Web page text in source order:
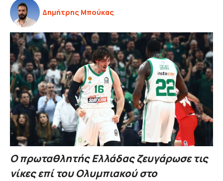
Δημήτρης Μπούκας
Ο πρωταθλητής Ελλάδας ζευγάρωσε τις
νίκες επί του Ολυμπιακού στο